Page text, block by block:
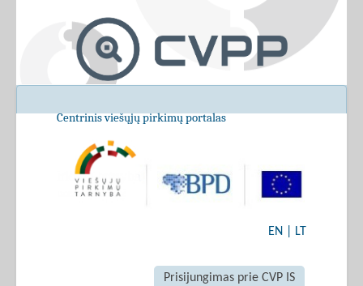
Centrinis viešųjų pirkimų portalas
EN LT
Prisijungimas prie CVP IS